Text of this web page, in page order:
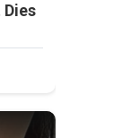
Dies